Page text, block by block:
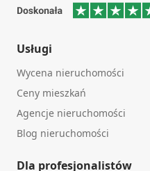
Usługi
Wycena nieruchomości
Ceny mieszkań
Agencje nieruchomości
Blog nieruchomości
Dla profesjonalistów